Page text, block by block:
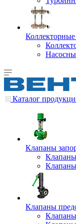
Каталог
Клапаны
Клапаны